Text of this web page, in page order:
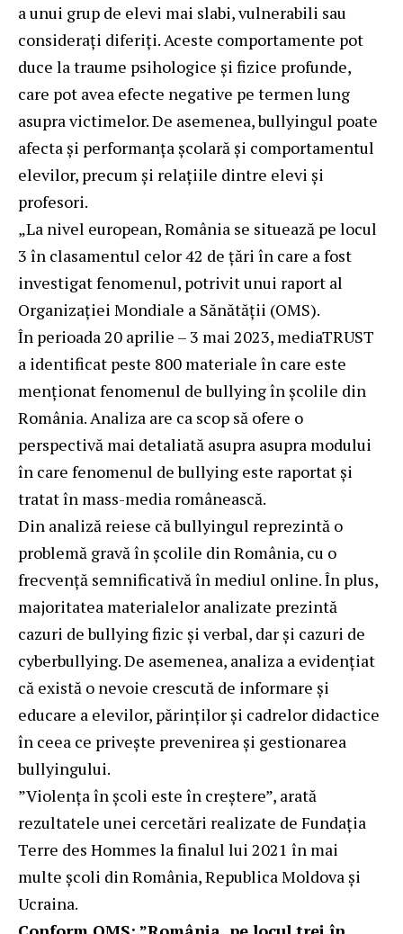
a unui grup de elevi mai slabi, vulnerabili sau
considerați diferiți. Aceste comportamente pot
duce la traume psihologice și fizice profunde,
care pot avea efecte negative pe termen lung
asupra victimelor. De asemenea, bullyingul poate
afecta și performanța școlară și comportamentul
elevilor, precum și relațiile dintre elevi și
profesori.
„La nivel european, România se situează pe locul
3 în clasamentul celor 42 de țări în care a fost
investigat fenomenul, potrivit unui raport al
Organizației Mondiale a Sănătății (OMS).
În perioada 20 aprilie – 3 mai 2023, mediaTRUST
a identificat peste 800 materiale în care este
menționat fenomenul de bullying în școlile din
România. Analiza are ca scop să ofere o
perspectivă mai detaliată asupra asupra modului
în care fenomenul de bullying este raportat și
tratat în mass-media românească.
Din analiză reiese că bullyingul reprezintă o
problemă gravă în școlile din România, cu o
frecvență semnificativă în mediul online. În plus,
majoritatea materialelor analizate prezintă
cazuri de bullying fizic și verbal, dar și cazuri de
cyberbullying. De asemenea, analiza a evidențiat
că există o nevoie crescută de informare și
educare a elevilor, părinților și cadrelor didactice
în ceea ce privește prevenirea și gestionarea
bullyingului.
”Violența în școli este în creștere”, arată
rezultatele unei cercetări realizate de Fundația
Terre des Hommes la finalul lui 2021 în mai
multe școli din România, Republica Moldova și
Ucraina.